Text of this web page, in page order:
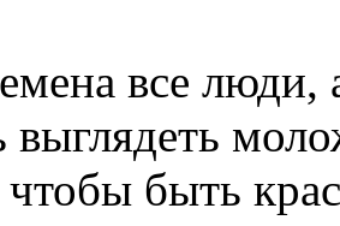
все
выглядеть
быть